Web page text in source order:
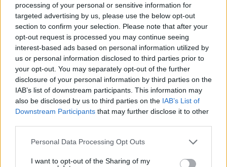
processing of your personal or sensitive information for
targeted advertising by us, please use the below opt-out
section to confirm your selection. Please note that after your
opt-out request is processed you may continue seeing
interest-based ads based on personal information utilized by
us or personal information disclosed to third parties prior to
your opt-out. You may separately opt-out of the further
disclosure of your personal information by third parties on the
IAB’s list of downstream participants. This information may
also be disclosed by us to third parties on the IAB’s List of
Downstream Participants that may further disclose it to other
Please note that this website/app uses one or more Google
not limited to your visit or usage behaviour. You may click to
Personal Data Processing Opt Outs
I want to opt-out of the Sharing of my